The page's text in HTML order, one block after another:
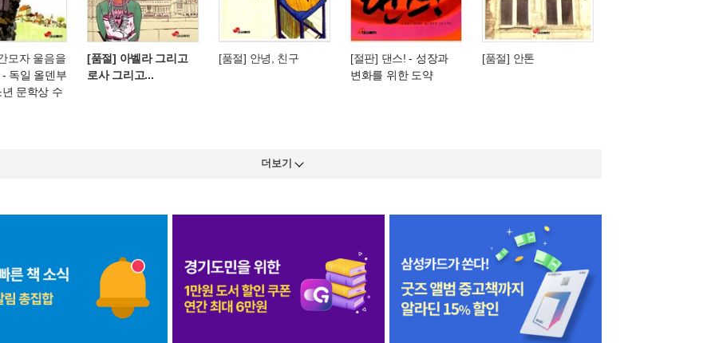
모자 울음을
독일 올덴부
문학상 수
[품절] 아벨라 그리고
로사 그리고...
[품절] 안녕, 친구 [절판] 댄스! - 성장과
변화를 위한 도약
[품절] 안톤
더보기